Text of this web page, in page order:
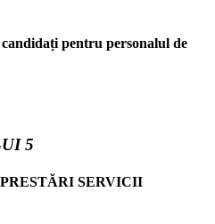
pentru personalul de
5
SERVICII